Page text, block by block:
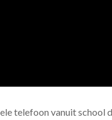
telefoon vanuit school